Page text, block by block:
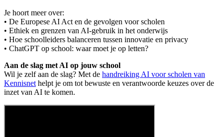
Je hoort meer over:
• De Europese AI Act en de gevolgen voor scholen
• Ethiek en grenzen van AI-gebruik in het onderwijs
• Hoe schoolleiders balanceren tussen innovatie en privacy
• ChatGPT op school: waar moet je op letten?
Aan de slag met AI op jouw school
Wil je zelf aan de slag? Met de handreiking AI voor scholen van
Kennisnet helpt je om tot bewuste en verantwoorde keuzes over de
inzet van AI te komen.